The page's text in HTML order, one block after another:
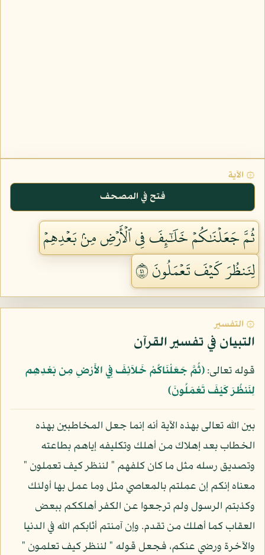
۞ الآية
فتح في المصحف
ثُمَّ جَعَلۡنَٰكُمۡ خَلَٰٓئِفَ فِي ٱلۡأَرۡضِ مِنۢ بَعۡدِهِمۡ
لِنَنظُرَ كَيۡفَ تَعۡمَلُونَ ١٤
۞ التفسير
التبيان في تفسير القرآن
قوله تعالى:﴿ثُمَّ جَعَلْنَاكُمْ خَلاَئِفَ فِي الأَرْضِ مِن بَعْدِهِم
لِنَنظُرَ كَيْفَ تَعْمَلُونَ﴾
بين الله تعالى بهذه الآية أنه إنما جعل المخاطبين بهذه
الخطاب بعد إهلاك من أهلك وتكليفه إياهم بطاعته
وتصديق رسله مثل ما كان كلفهم " لننظر كيف تعملون "
معناه إنكم إن عملتم بالمعاصي مثل وما عمل بها أولئك
وكذبتم الرسول ولم ترجعوا عن الكفر أهلككم ببعض
العقاب كما أهلك من تقدم. وإن آمنتم أثابكم الله في الدنيا
والآخرة ورضي عنكم، فجعل قوله " لننظر كيف تعلمون "